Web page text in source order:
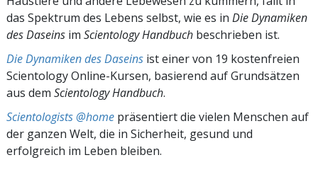
das Spektrum des Lebens selbst, wie es in Die Dynamiken
des Daseins im Scientology Handbuch beschrieben ist.
Die Dynamiken des Daseins ist einer von 19 kostenfreien
Scientology Online-Kursen, basierend auf Grundsätzen
aus dem Scientology Handbuch.
Scientologists @home präsentiert die vielen Menschen auf
der ganzen Welt, die in Sicherheit, gesund und
erfolgreich im Leben bleiben.